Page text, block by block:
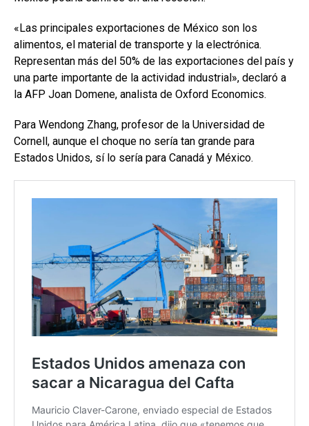
«Las principales exportaciones de México son los
alimentos, el material de transporte y la electrónica.
Representan más del 50% de las exportaciones del país y
una parte importante de la actividad industrial», declaró a
la AFP Joan Domene, analista de Oxford Economics.
Para Wendong Zhang, profesor de la Universidad de
Cornell, aunque el choque no sería tan grande para
Estados Unidos, sí lo sería para Canadá y México.